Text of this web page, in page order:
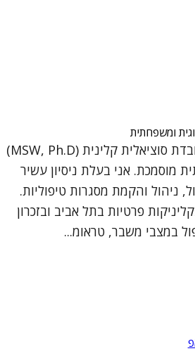
ומשפחתית
שמי ד"ר תלמה כהן, עובדת סוציאלית קלינית (MSW, Ph.D)
מוסמכת. אני בעלת ניסיון עשיר
בטיפול, ניהול והקמת מסגרות טיפוליות.
פרטיות בתל אביב ובזכרון
במצבי משבר, טראומ...